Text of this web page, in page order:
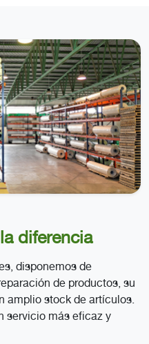
diferencia
disponemos de
de productos, su
amplio stock de artículos.
servicio más eficaz y